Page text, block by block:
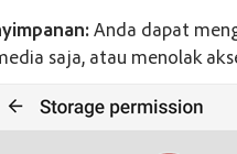
Anda dapat
saja, atau menolak